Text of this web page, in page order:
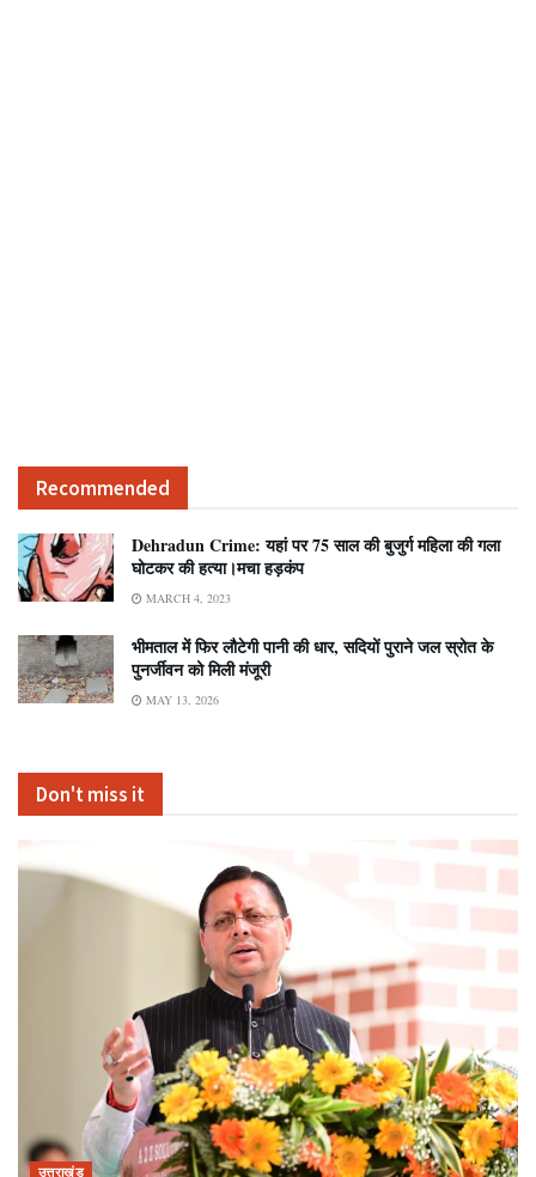
Recommended
Dehradun Crime: यहां पर 75 साल की बुजुर्ग महिला की गला
घोटकर की हत्या।मचा हड़कंप
MARCH 4, 2023
भीमताल में फिर लौटेगी पानी की धार, सदियों पुराने जल स्रोत के
पुनर्जीवन को मिली मंजूरी
MAY 13, 2026
Don't miss it
उत्तराखंड